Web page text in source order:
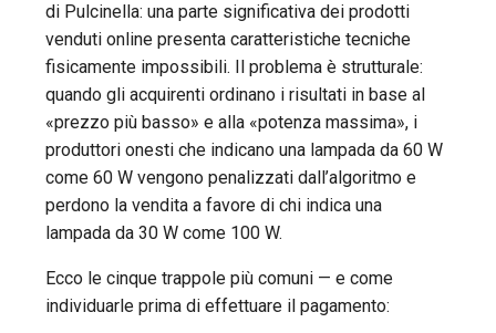
di Pulcinella: una parte significativa dei prodotti
venduti online presenta caratteristiche tecniche
fisicamente impossibili. Il problema è strutturale:
quando gli acquirenti ordinano i risultati in base al
«prezzo più basso» e alla «potenza massima», i
produttori onesti che indicano una lampada da 60 W
come 60 W vengono penalizzati dall’algoritmo e
perdono la vendita a favore di chi indica una
lampada da 30 W come 100 W.
Ecco le cinque trappole più comuni — e come
individuarle prima di effettuare il pagamento: